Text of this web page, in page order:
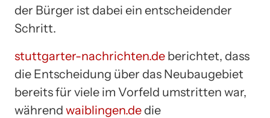
der Bürger ist dabei ein entscheidender
Schritt.
stuttgarter-nachrichten.de berichtet, dass
die Entscheidung über das Neubaugebiet
bereits für viele im Vorfeld umstritten war,
während waiblingen.dedie